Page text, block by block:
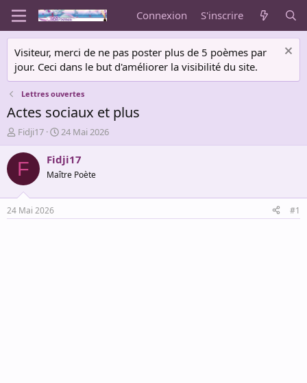
Connexion S'inscrire
Visiteur, merci de ne pas poster plus de 5 poèmes par
jour. Ceci dans le but d'améliorer la visibilité du site.
Lettres ouvertes
Actes sociaux et plus
A
u
t
e
r
d
e
Fidji17
D
a
t
e
d
é
24 Mai 2026
F Fidji17
Maître Poète
24 Mai 2026 #1